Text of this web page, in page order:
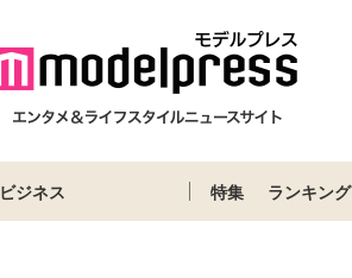
ビジネス 特集 ランキング